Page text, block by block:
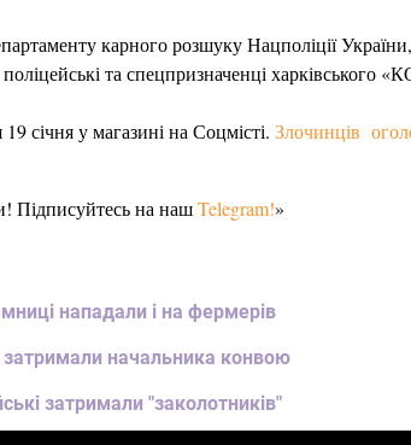
карного розшуку Нацполіції
та спецпризначенці харківського
січня у магазині на Соцмісті. Злочинців
Підписуйтесь на нашTelegram!»
нападали і на фермерів
затримали начальника конвою
затримали "заколотників"